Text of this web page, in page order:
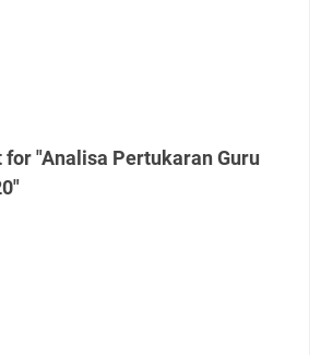
for "Analisa Pertukaran Guru